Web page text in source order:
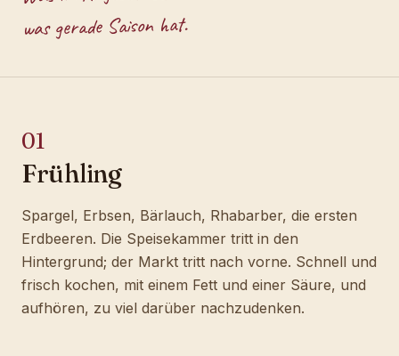
was gerade Saison hat.
01
Frühling
Spargel, Erbsen, Bärlauch, Rhabarber, die ersten
Erdbeeren. Die Speisekammer tritt in den
Hintergrund; der Markt tritt nach vorne. Schnell und
frisch kochen, mit einem Fett und einer Säure, und
aufhören, zu viel darüber nachzudenken.